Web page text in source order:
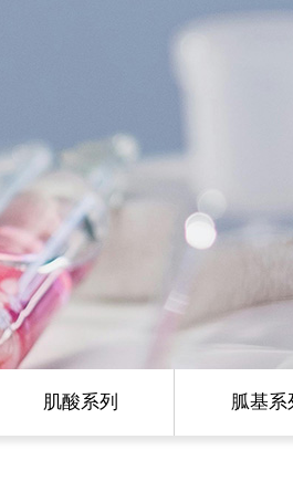
肌酸系列 胍基系